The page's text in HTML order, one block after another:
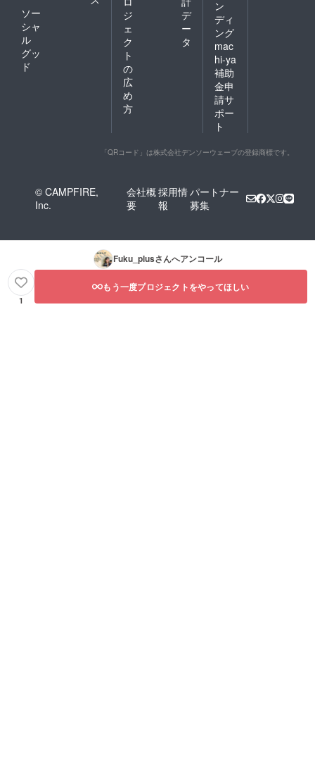
ソー
シャ
ル
グッ
ド
ジ
ェ
ク
ト
の
広
め
方
デ
ー
タ
ン
ディ
ング
mac
hi-ya
補助
金申
請サ
ポー
ト
「QRコード」は株式会社デンソーウェーブの登録商標です。
© CAMPFIRE,
Inc.
会社概
要
採用情
報
パートナー
募集
Fuku_plusさんへアンコール
1
もう一度プロジェクトをやってほしい